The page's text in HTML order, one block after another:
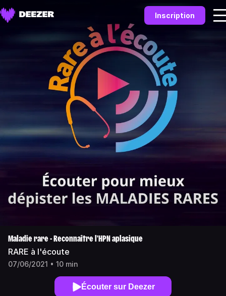
Inscription
Maladie rare - Reconnaître l'HPN aplasique
RARE à l'écoute
07/06/2021 • 10 min
Écouter sur Deezer